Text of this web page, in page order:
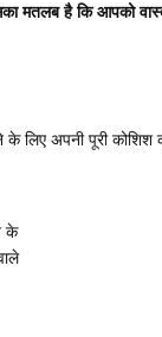
मतलब है कि आपको
लिए अपनी पूरी कोशिश
के